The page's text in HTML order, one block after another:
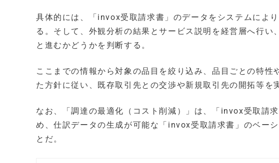
具体的には、「invox受取請求書」のデータをシステムによ
る。そして、外観分析の結果とサービス説明を経営層へ行
と進むかどうかを判断する。
ここまでの情報から対象の品目を絞り込み、品目ごとの特
た方針に従い、既存取引先との交渉や新規取引先の開拓等を
なお、「調達の最適化（コスト削減）」は、「invox受取請
め、仕訳データの生成が可能な「invox受取請求書」のベー
とだ。